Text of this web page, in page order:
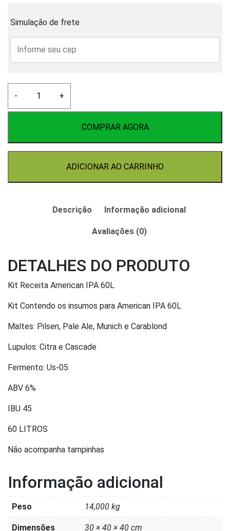
Simulação de frete
-
Receita
Cerveja
60L
+
COMPRAR AGORA
ADICIONAR AO CARRINHO
Descrição Informação adicional
Avaliações (0)
DETALHES DO PRODUTO
Kit Receita American IPA 60L
Kit Contendo os insumos para American IPA 60L
Maltes: Pilsen, Pale Ale, Munich e Carablond
Lupulos: Citra e Cascade
Fermento: Us-05
ABV 6%
IBU 45
60 LITROS
Não acompanha tampinhas
Informação adicional
Peso 14,000 kg
Dimensões 30 × 40 × 40 cm